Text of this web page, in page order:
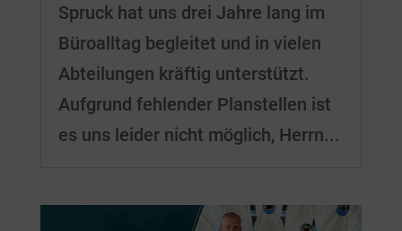
Spruck hat uns drei Jahre lang im
Büroalltag begleitet und in vielen
Abteilungen kräftig unterstützt.
Aufgrund fehlender Planstellen ist
es uns leider nicht möglich, Herrn...